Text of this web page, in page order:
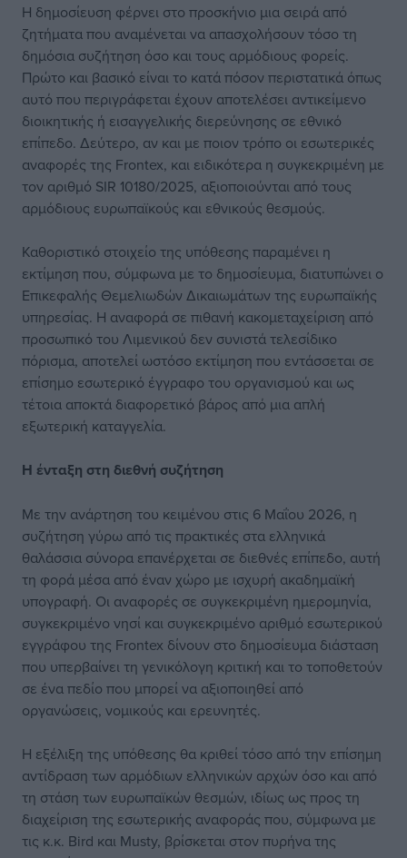
Η δημοσίευση φέρνει στο προσκήνιο μια σειρά από
ζητήματα που αναμένεται να απασχολήσουν τόσο τη
δημόσια συζήτηση όσο και τους αρμόδιους φορείς.
Πρώτο και βασικό είναι το κατά πόσον περιστατικά όπως
αυτό που περιγράφεται έχουν αποτελέσει αντικείμενο
διοικητικής ή εισαγγελικής διερεύνησης σε εθνικό
επίπεδο. Δεύτερο, αν και με ποιον τρόπο οι εσωτερικές
αναφορές της Frontex, και ειδικότερα η συγκεκριμένη με
τον αριθμό SIR 10180/2025, αξιοποιούνται από τους
αρμόδιους ευρωπαϊκούς και εθνικούς θεσμούς.
Καθοριστικό στοιχείο της υπόθεσης παραμένει η
εκτίμηση που, σύμφωνα με το δημοσίευμα, διατυπώνει ο
Επικεφαλής Θεμελιωδών Δικαιωμάτων της ευρωπαϊκής
υπηρεσίας. Η αναφορά σε πιθανή κακομεταχείριση από
προσωπικό του Λιμενικού δεν συνιστά τελεσίδικο
πόρισμα, αποτελεί ωστόσο εκτίμηση που εντάσσεται σε
επίσημο εσωτερικό έγγραφο του οργανισμού και ως
τέτοια αποκτά διαφορετικό βάρος από μια απλή
εξωτερική καταγγελία.
Η ένταξη στη διεθνή συζήτηση
Με την ανάρτηση του κειμένου στις 6 Μαΐου 2026, η
συζήτηση γύρω από τις πρακτικές στα ελληνικά
θαλάσσια σύνορα επανέρχεται σε διεθνές επίπεδο, αυτή
τη φορά μέσα από έναν χώρο με ισχυρή ακαδημαϊκή
υπογραφή. Οι αναφορές σε συγκεκριμένη ημερομηνία,
συγκεκριμένο νησί και συγκεκριμένο αριθμό εσωτερικού
εγγράφου της Frontex δίνουν στο δημοσίευμα διάσταση
που υπερβαίνει τη γενικόλογη κριτική και το τοποθετούν
σε ένα πεδίο που μπορεί να αξιοποιηθεί από
οργανώσεις, νομικούς και ερευνητές.
Η εξέλιξη της υπόθεσης θα κριθεί τόσο από την επίσημη
αντίδραση των αρμόδιων ελληνικών αρχών όσο και από
τη στάση των ευρωπαϊκών θεσμών, ιδίως ως προς τη
διαχείριση της εσωτερικής αναφοράς που, σύμφωνα με
τις κ.κ. Bird και Musty, βρίσκεται στον πυρήνα της